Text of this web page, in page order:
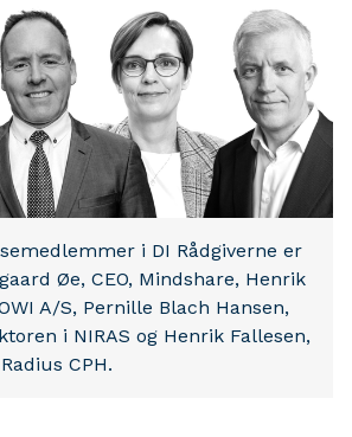
i DI Rådgiverne er
Øe, CEO, Mindshare, Henrik
A/S, Pernille Blach Hansen,
i NIRAS og Henrik Fallesen,
CPH.